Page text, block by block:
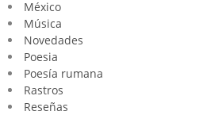
México
Música
Novedades
Poesia
Poesía rumana
Rastros
Reseñas